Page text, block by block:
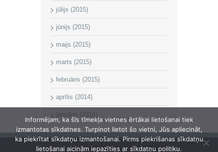
jūlijs (2015)
jūnijs (2015)
maijs (2015)
marts (2015)
februāris (2015)
aprīlis (2014)
janvāris (2014)
Īvandes pagasta pārvalde © 2014
Informējam, ka šīs tīmekļa vietnes ērtākai lietošanai tiek
izmantotas sīkdatnes. Turpinot lietot šo vietni, Jūs apliecināt,
ka piekrītat sīkdatņu izmantošanai. Pirms piekrišanas sīkdatņu
lietošanai aicinām iepazīties ar sīkdatņu politiku.